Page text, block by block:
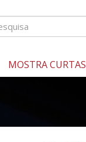
MOSTRA CURTAS